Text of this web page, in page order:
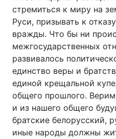
стремиться к миру на
Руси, призывать к
вражды. Что бы ни
межгосударственных
развивалось
единство веры и
единой крещальной
общего прошлого.
и из нашего общего
братские белорусский,
иные народы должны